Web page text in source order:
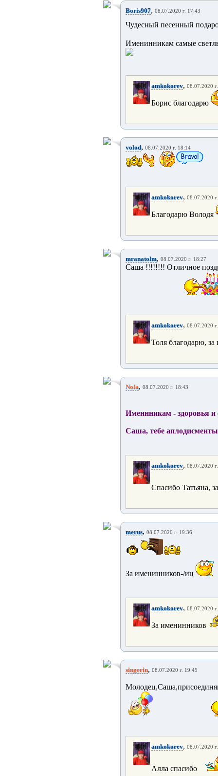
Boris907, 08.07.2020 г. 17:43
Чудесный песенный
Именинникам самые
amkokorev, 08.07.2020
Борис благодарю
volod, 08.07.2020 г. 18:14
amkokorev, 08.07.2020
Благодарю Володя
mranatolm, 08.07.2020 г. 18:27
Саша !!!!!!!! Отличное
amkokorev, 08.07.2020
Толя благодарю,
Nola, 08.07.2020 г. 18:43
Именнникам - здоровья и
Саша, тебе
amkokorev, 08.07.2020
Спасибо Татьяна,
merus, 08.07.2020 г. 19:36
За именинников-/иц
amkokorev, 08.07.2020
За именинников
singerin, 08.07.2020 г. 19:45
amkokorev, 08.07.2020
Алла спасибо